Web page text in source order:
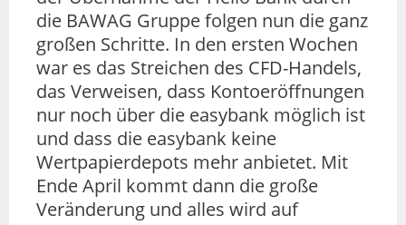
die BAWAG Gruppe folgen nun die ganz
großen Schritte. In den ersten Wochen
war es das Streichen des CFD-Handels,
das Verweisen, dass Kontoeröffnungen
nur noch über die easybank möglich ist
und dass die easybank keine
Wertpapierdepots mehr anbietet. Mit
Ende April kommt dann die große
Veränderung und alles wird auf